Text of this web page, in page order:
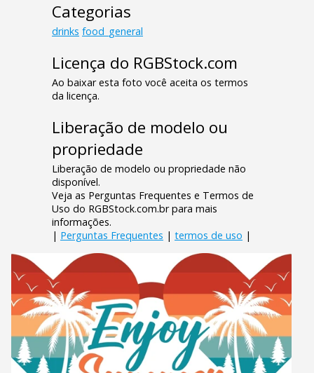
Categorias
drinks food_general
Licença do RGBStock.com
Ao baixar esta foto você aceita os termos
da licença.
Liberação de modelo ou
propriedade
Liberação de modelo ou propriedade não
disponível.
Veja as Perguntas Frequentes e Termos de
Uso do RGBStock.com.br para mais
informações.
| Perguntas Frequentes | termos de uso |